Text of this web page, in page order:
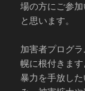
場の方にご参
と思います。
加害者プログ
幌に根付きます
暴力を手放し